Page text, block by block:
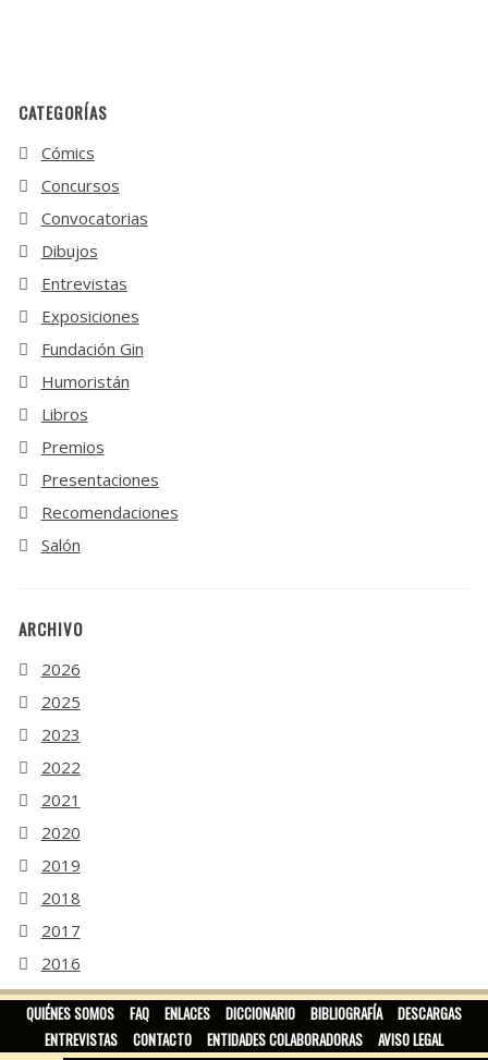
CATEGORÍAS
Cómics
Concursos
Convocatorias
Dibujos
Entrevistas
Exposiciones
Fundación Gin
Humoristán
Libros
Premios
Presentaciones
Recomendaciones
Salón
ARCHIVO
2026
2025
2023
2022
2021
2020
2019
2018
2017
2016
2015
QUIÉNES SOMOS FAQ ENLACES DICCIONARIO BIBLIOGRAFÍA
DESCARGAS
ENTREVISTAS
CONTACTO ENTIDADES COLABORADORAS AVISO LEGAL